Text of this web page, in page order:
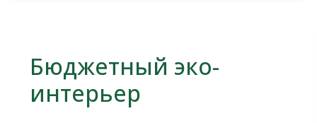
Бюджетный эко-
интерьер